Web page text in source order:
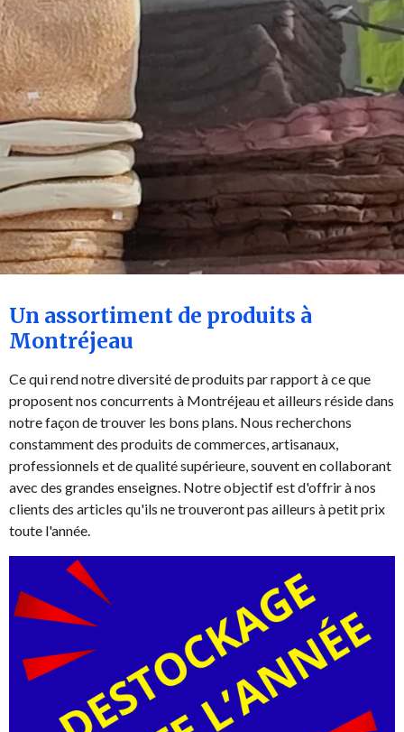
Un assortiment de produits à
Montréjeau
Ce qui rend notre diversité de produits par rapport à ce que
proposent nos concurrents à Montréjeau et ailleurs réside dans
notre façon de trouver les bons plans. Nous recherchons
constamment des produits de commerces, artisanaux,
professionnels et de qualité supérieure, souvent en collaborant
avec des grandes enseignes. Notre objectif est d'offrir à nos
clients des articles qu'ils ne trouveront pas ailleurs à petit prix
toute l'année.